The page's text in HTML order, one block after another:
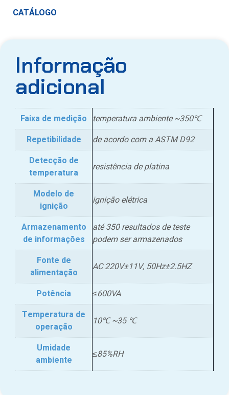
CATÁLOGO
Informação
adicional
Faixa de medição temperatura ambiente ~350℃
Repetibilidade
de acordo com a ASTM D92
Detecção de
temperatura
resistência de platina
Modelo de
ignição
ignição elétrica
Armazenamento
de informações
até 350 resultados de teste
podem ser armazenados
Fonte de
alimentação
AC 220V±11V, 50Hz±2.5HZ
Potência
≤600VA
Temperatura de
operação
10℃ ~35 ℃
Umidade
ambiente
≤85%RH